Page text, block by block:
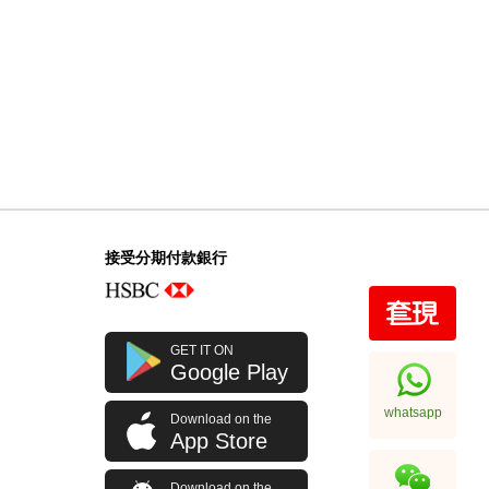
接受分期付款銀行
GET IT ON
Google Play
Download on the
App Store
whatsapp